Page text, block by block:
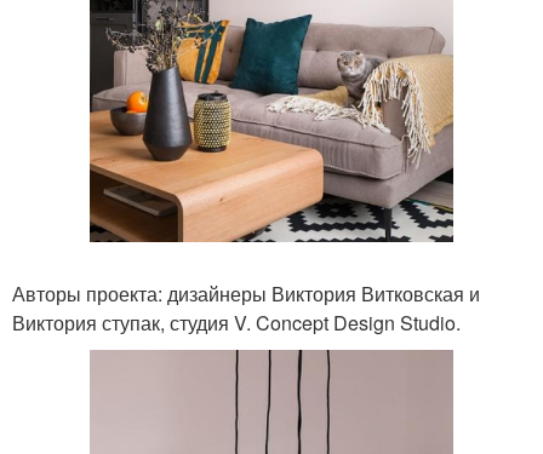
Авторы проекта: дизайнеры Виктория Витковская и
Виктория ступак, студия V. Concept Design Studio.